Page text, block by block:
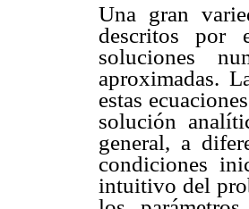
Una gran
descritos por
soluciones
aproximadas.
estas
solución
general, a
condiciones
intuitivo del